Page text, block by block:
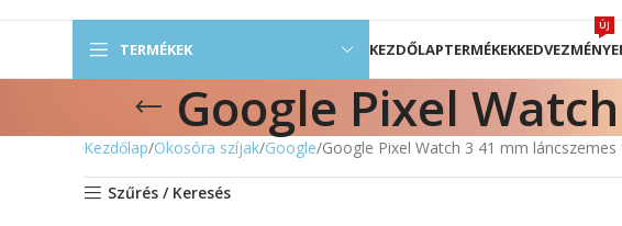
TERMÉKEK KEZDŐLAPTERMÉKEK
ÚJ
Google Pixel
Kezdőlap Okosóra szíjak Google Google Pixel Watch 3 41 mm
Szűrés / Keresés